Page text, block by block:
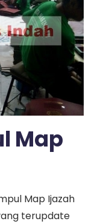
Map
Map Ijazah
terupdate